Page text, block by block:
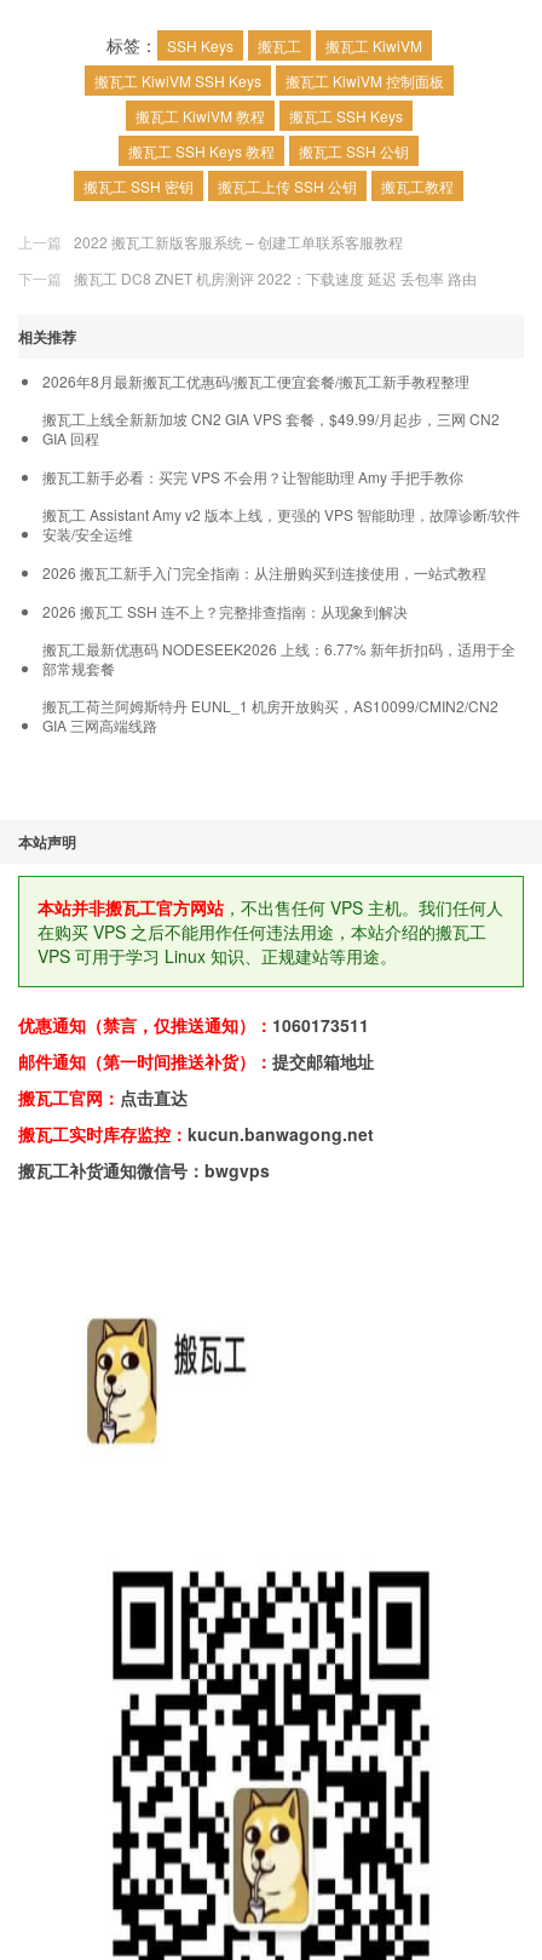
标签： SSH Keys 搬瓦工
搬瓦工 KiwiVM
搬瓦工 KiwiVM SSH Keys
搬瓦工 KiwiVM 控制面板
搬瓦工 KiwiVM 教程
搬瓦工 SSH Keys
搬瓦工 SSH Keys 教程
搬瓦工 SSH 公钥
搬瓦工 SSH 密钥
搬瓦工上传 SSH 公钥 搬瓦工教程
上一篇
2022 搬瓦工新版客服系统 – 创建工单联系客服教程
下一篇
搬瓦工 DC8 ZNET 机房测评 2022：下载速度 延迟 丢包率 路由
相关推荐
2026年8月最新搬瓦工优惠码/搬瓦工便宜套餐/搬瓦工新手教程整理
搬瓦工上线全新新加坡 CN2 GIA VPS 套餐，$49.99/月起步，三网 CN2
GIA 回程
搬瓦工新手必看：买完 VPS 不会用？让智能助理 Amy 手把手教你
搬瓦工 Assistant Amy v2 版本上线，更强的 VPS 智能助理，故障诊断/软件
安装/安全运维
2026 搬瓦工新手入门完全指南：从注册购买到连接使用，一站式教程
2026 搬瓦工 SSH 连不上？完整排查指南：从现象到解决
搬瓦工最新优惠码 NODESEEK2026 上线：6.77% 新年折扣码，适用于全
部常规套餐
搬瓦工荷兰阿姆斯特丹 EUNL_1 机房开放购买，AS10099/CMIN2/CN2
GIA 三网高端线路
本站声明
本站并非搬瓦工官方网站，不出售任何 VPS 主机。我们任何人
在购买 VPS 之后不能用作任何违法用途，本站介绍的搬瓦工
VPS 可用于学习 Linux 知识、正规建站等用途。
优惠通知（禁言，仅推送通知）： 1060173511
邮件通知（第一时间推送补货）： 提交邮箱地址
搬瓦工官网： 点击直达
搬瓦工实时库存监控： kucun.banwagong.net
搬瓦工补货通知微信号：bwgvps